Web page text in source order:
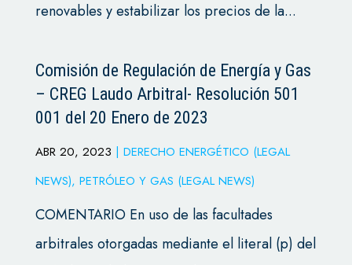
renovables y estabilizar los precios de la...
Comisión de Regulación de Energía y Gas
– CREG Laudo Arbitral- Resolución 501
001 del 20 Enero de 2023
ABR 20, 2023 | DERECHO ENERGÉTICO (LEGAL
NEWS), PETRÓLEO Y GAS (LEGAL NEWS)
COMENTARIO En uso de las facultades
arbitrales otorgadas mediante el literal (p) del